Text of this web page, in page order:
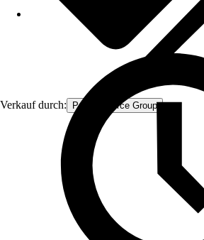
Verkauf durch: Procommerce Group